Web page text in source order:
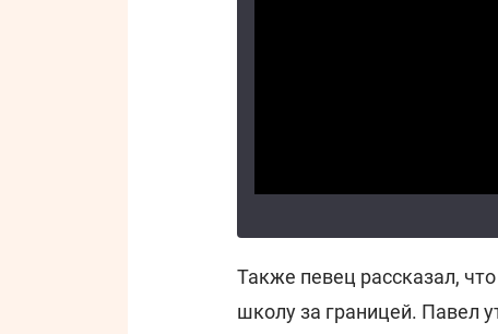
Также певец рассказал,
школу за границей. Павел